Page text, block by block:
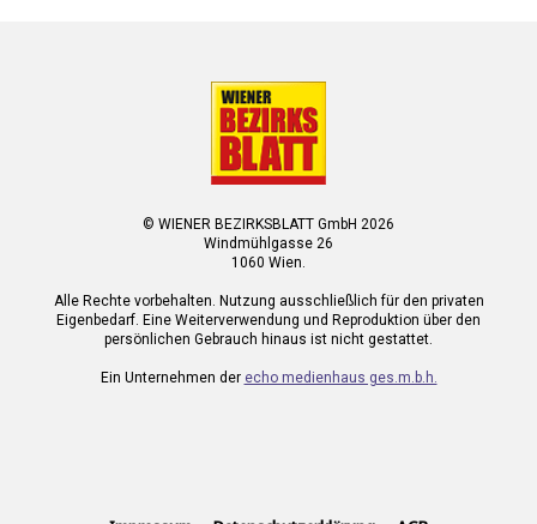
© WIENER BEZIRKSBLATT GmbH 2026
Windmühlgasse 26
1060 Wien.
Alle Rechte vorbehalten. Nutzung ausschließlich für den privaten
Eigenbedarf. Eine Weiterverwendung und Reproduktion über den
persönlichen Gebrauch hinaus ist nicht gestattet.
Ein Unternehmen der echo medienhaus ges.m.b.h.